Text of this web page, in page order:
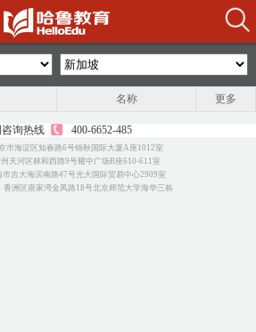
名称 更多
咨询热线 400-6652-485
市海淀区知春路6号锦秋国际大厦A座1012室
天河区林和西路9号耀中广场B座610-611室
市吉大海滨南路47号光大国际贸易中心2909室
香洲区唐家湾金凤路18号北京师范大学海华三栋